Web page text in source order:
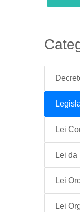
Lei
Lei da
Lei
Lei